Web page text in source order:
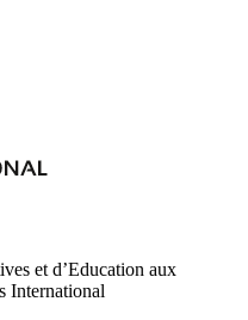
et d’Education aux
International